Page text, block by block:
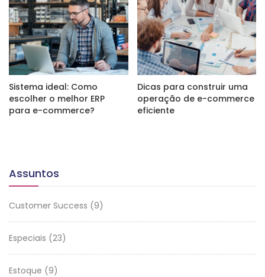
Sistema ideal: Como
escolher o melhor ERP
para e-commerce?
Dicas para construir uma
operação de e-commerce
eficiente
Assuntos
Customer Success (9)
Especiais (23)
Estoque (9)